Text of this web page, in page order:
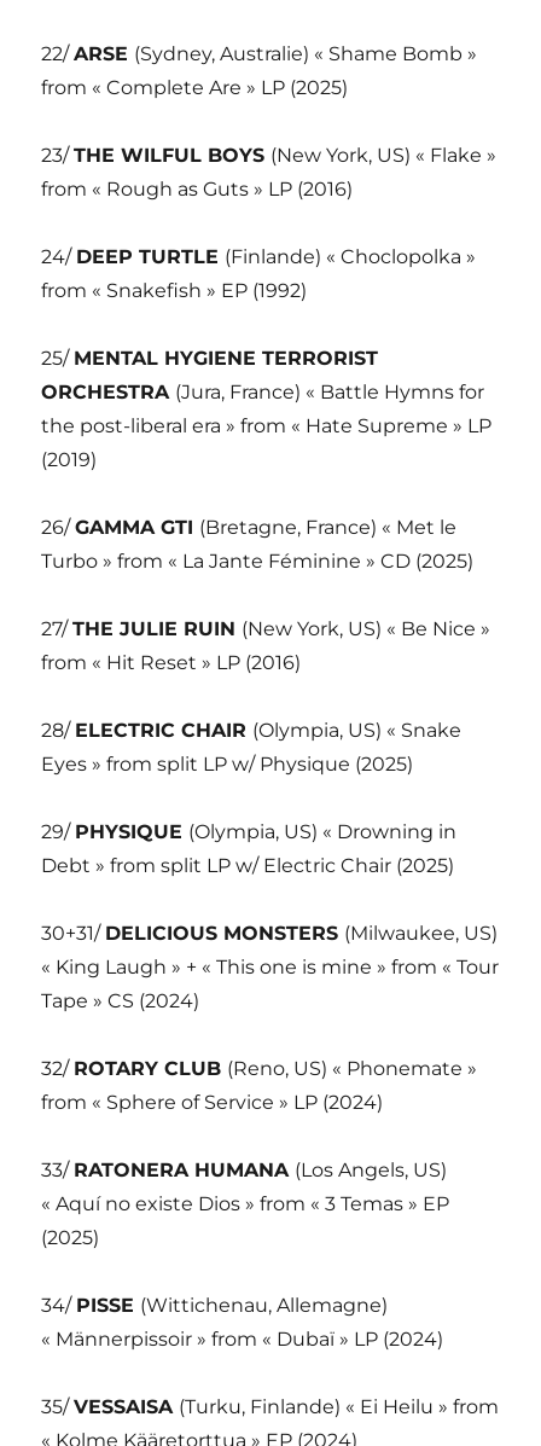
22/ARSE (Sydney, Australie) « Shame Bomb »
from « Complete Are » LP (2025)
23/THE WILFUL BOYS (New York, US) « Flake »
from « Rough as Guts » LP (2016)
24/ DEEP TURTLE (Finlande) « Choclopolka »
from « Snakefish » EP (1992)
25/ MENTAL HYGIENE TERRORIST
ORCHESTRA (Jura, France) « Battle Hymns for
the post-liberal era » from « Hate Supreme » LP
(2019)
26/GAMMA GTI (Bretagne, France) « Met le
Turbo » from « La Jante Féminine » CD (2025)
27/THE JULIE RUIN (New York, US) « Be Nice »
from « Hit Reset » LP (2016)
28/ ELECTRIC CHAIR (Olympia, US) « Snake
Eyes » from split LP w/ Physique (2025)
29/ PHYSIQUE (Olympia, US) « Drowning in
Debt » from split LP w/ Electric Chair (2025)
30+31/ DELICIOUS MONSTERS (Milwaukee, US)
« King Laugh » + « This one is mine » from « Tour
Tape » CS (2024)
32/ ROTARY CLUB (Reno, US) « Phonemate »
from « Sphere of Service » LP (2024)
33/ RATONERA HUMANA (Los Angels, US)
« Aquí no existe Dios » from « 3 Temas » EP
(2025)
34/ PISSE (Wittichenau, Allemagne)
« Männerpissoir » from « Dubaï » LP (2024)
35/VESSAISA (Turku, Finlande) « Ei Heilu » from
« Kolme Kääretorttua » EP (2024)